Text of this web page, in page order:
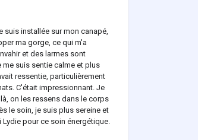
suis installée sur mon canapé,
ma gorge, ce qui m'a
et des larmes sont
me suis sentie calme et plus
ressentie, particulièrement
C'était impressionnant. Je
on les ressens dans le corps
le soin, je suis plus sereine et
pour ce soin énergétique.